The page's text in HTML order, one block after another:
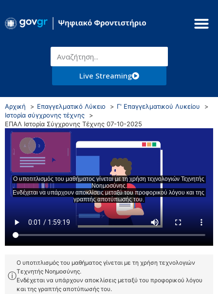
Live Streaming
Αρχική Επαγγελματικό Λύκειο
Γ' Επαγγελματικού Λυκείου
Ιστορία σύγχρονης τέχνης
ΕΠΑΛ Ιστορία Σύγχρονης Τέχνης 07-10-2025
ⓘ
Ο υποτιτλισμός του μαθήματος γίνεται με τη χρήση τεχνολογιών
Τεχνητής Νοημοσύνης.
Ενδέχεται να υπάρχουν αποκλίσεις μεταξύ του προφορικού λόγου
και της γραπτής αποτύπωσής του.